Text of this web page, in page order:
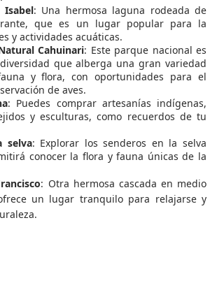
Isabel: Una hermosa laguna rodeada de
que es un lugar popular para la
y actividades acuáticas.
Cahuinari: Este parque nacional es
que alberga una gran variedad
y flora, con oportunidades para el
de aves.
: Puedes comprar artesanías indígenas,
y esculturas, como recuerdos de tu
selva: Explorar los senderos en la selva
conocer la flora y fauna únicas de la
: Otra hermosa cascada en medio
un lugar tranquilo para relajarse y